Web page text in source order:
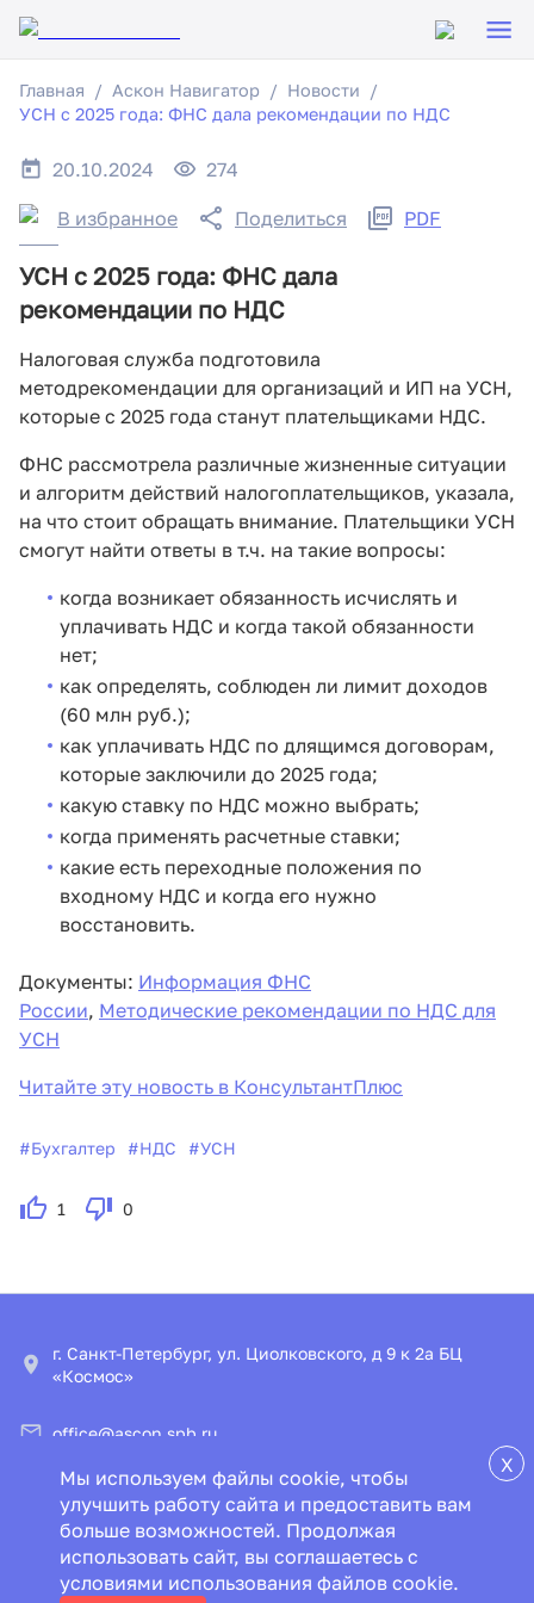
Главная Аскон Навигатор
Новости
УСН с 2025 года: ФНС дала рекомендации по НДС
20.10.2024 274
В избранное Поделиться PDF
УСН с 2025 года: ФНС дала
рекомендации по НДС
Налоговая служба подготовила
методрекомендации для организаций и ИП на УСН,
которые с 2025 года станут плательщиками НДС.
ФНС рассмотрела различные жизненные ситуации
и алгоритм действий налогоплательщиков, указала,
на что стоит обращать внимание. Плательщики УСН
смогут найти ответы в т.ч. на такие вопросы:
когда возникает обязанность исчислять и
уплачивать НДС и когда такой обязанности
нет;
как определять, соблюден ли лимит доходов
(60 млн руб.);
как уплачивать НДС по длящимся договорам,
которые заключили до 2025 года;
какую ставку по НДС можно выбрать;
когда применять расчетные ставки;
какие есть переходные положения по
входному НДС и когда его нужно
восстановить.
Документы: Информация ФНС
России, Методические рекомендации по НДС для
УСН
Читайте эту новость в КонсультантПлюс
#Бухгалтер #НДС #УСН
1 0
X
Мы используем файлы cookie, чтобы
улучшить работу сайта и предоставить вам
больше возможностей. Продолжая
использовать сайт, вы соглашаетесь с
условиями использования файлов cookie.
г. Санкт-Петербург, ул. Циолковского, д 9 к 2а БЦ
«Космос»
office@ascon.spb.ru
© ООО «ИПЦ «Консультант+Аскон»
Пользовательское соглашение
Политика конфиденциальности
Специальная оценка условий труда